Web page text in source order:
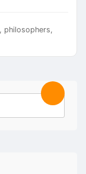
, philosophers,
Search